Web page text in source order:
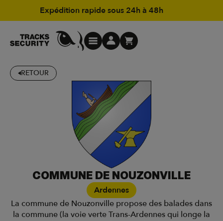
Expédition rapide sous 24h à 48h
RETOUR
COMMUNE DE NOUZONVILLE
Ardennes
La commune de Nouzonville propose des balades dans
la commune (la voie verte Trans-Ardennes qui longe la